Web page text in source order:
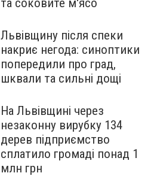
та соковите м'ясо
Львівщину після спеки
накриє негода: синоптики
попередили про град,
шквали та сильні дощі
На Львівщині через
незаконну вирубку 134
дерев підприємство
сплатило громаді понад 1
млн грн